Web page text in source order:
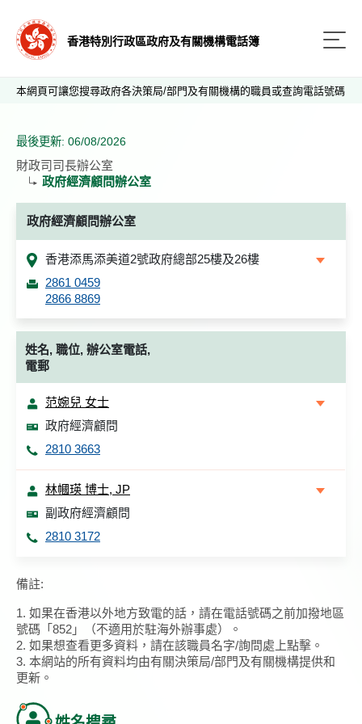
香港特別行政區政府及有關機構電話簿
本網頁可讓您搜尋政府各決策局/部門及有關機構的職員或查詢電話號碼
最後更新: 06/08/2026
財政司司長辦公室
政府經濟顧問辦公室
政府經濟顧問辦公室
香港添馬添美道2號政府總部25樓及26樓
2861 0459
2866 8869
姓名, 職位, 辦公室電話,
電郵
范婉兒 女士
政府經濟顧問
2810 3663
林幗瑛 博士, JP
副政府經濟顧問
2810 3172
備註:
1. 如果在香港以外地方致電的話，請在電話號碼之前加撥地區
號碼「852」（不適用於駐海外辦事處）。
2. 如果想查看更多資料，請在該職員名字/詢問處上點擊。
3. 本網站的所有資料均由有關決策局/部門及有關機構提供和
更新。